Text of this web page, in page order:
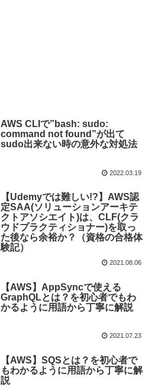
AWS CLIで”bash: sudo:
command not found”が出て
sudo出来ない時の意外な対処法
2022.03.19
【Udemyでは難しい!?】AWS認
定SAA(ソリューションアーキテ
クトアソシエイト)は、CLF(クラ
ウドプラクティショナー)を取っ
た後なら余裕か？（資格の合格体
験記）
2021.08.06
【AWS】AppSyncで使える
GraphQLとは？を初心者でもわ
かるように用語から丁寧に解説
2021.07.23
【AWS】SQSとは？を初心者で
もわかるように用語から丁寧に解
説